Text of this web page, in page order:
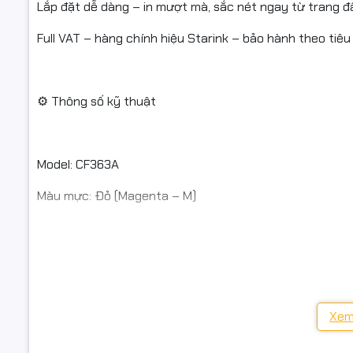
Lắp đặt dễ dàng – in mượt mà, sắc nét ngay từ trang
Full VAT – hàng chính hiệu Starink – bảo hành theo
⚙️ Thông số kỹ thuật
Model: CF363A
Màu mực: Đỏ (Magenta – M)
HP Color
HP Color
✅ Nếu
trước khi